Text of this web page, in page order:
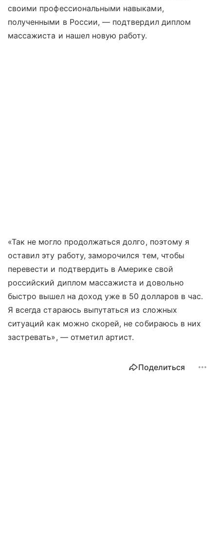
своими профессиональными навыками,
полученными в России, — подтвердил диплом
массажиста и нашел новую работу.
«Так не могло продолжаться долго, поэтому я
оставил эту работу, заморочился тем, чтобы
перевести и подтвердить в Америке свой
российский диплом массажиста и довольно
быстро вышел на доход уже в 50 долларов в час.
Я всегда стараюсь выпутаться из сложных
ситуаций как можно скорей, не собираюсь в них
застревать», — отметил артист.
Поделиться